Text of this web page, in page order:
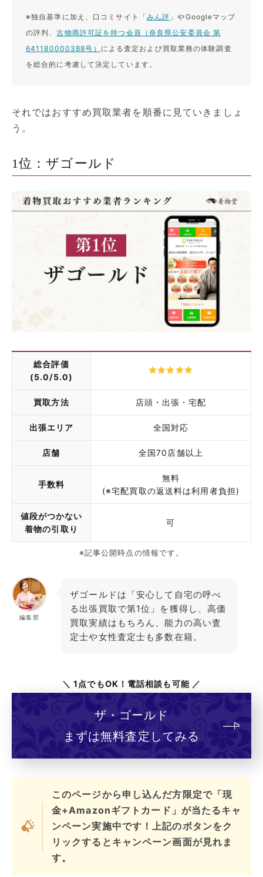
※独自基準に加え、口コミサイト「みん評 」やGoogleマップ
の評判、古物商許可証を持つ会員（奈良県公安委員会 第
641180000388号） による査定および買取業務の体験調査
を総合的に考慮して決定しています。
それではおすすめ買取業者を順番に見ていきましょ
う。
1位：ザゴールド
総合評価
(5.0/5.0)
買取方法 店頭・出張・宅配
出張エリア 全国対応
店舗 全国70店舗以上
手数料
無料
(※宅配買取の返送料は利用者負担)
値段がつかない
着物の引取り
可
※記事公開時点の情報です。
編集部
ザゴールドは「安心して自宅の呼べ
る出張買取で第1位」を獲得し、高価
買取実績はもちろん、能力の高い査
定士や女性査定士も多数在籍。
＼ 1点でもOK！電話相談も可能 ／
ザ・ゴールド
まずは無料査定してみる
このページから申し込んだ方限定で「現
金+Amazonギフトカード」が当たるキャ
ンペーン実施中です！上記のボタンをク
リックするとキャンペーン画面が見れま
す。